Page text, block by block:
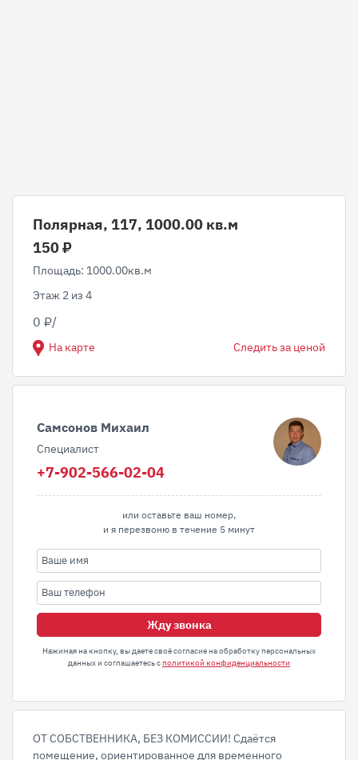
Полярная, 117, 1000.00 кв.м
150 ₽
Площадь: 1000.00кв.м
Этаж 2 из 4
0 ₽/
На карте Следить за ценой
Самсонов Михаил
Специалист
+7-902-566-02-04
или оставьте ваш номер,
и я перезвоню в течение 5 минут
Жду звонка
Нажимая на кнопку, вы даете своё согласие на обработку персональных
данных и соглашаетесь сполитикой конфиденциальности
ОТ СОБСТВЕННИКА, БЕЗ КОМИССИИ! Сдаётся
помещение, ориентированное для временного